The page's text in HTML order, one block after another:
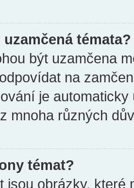
témata?
být uzamčena
na
je
mnoha různých
témat?
jsou obrázky,